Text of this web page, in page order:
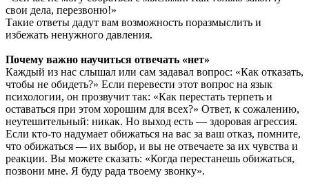
свои дела, перезвоню!»
Такие ответы дадут вам возможность поразмыслить и
избежать ненужного давления.
Почему важно научиться отвечать «нет»
Каждый из нас слышал или сам задавал вопрос: «Как отказать,
чтобы не обидеть?» Если перевести этот вопрос на язык
психологии, он прозвучит так: «Как перестать терпеть и
оставаться при этом хорошим для всех?» Ответ, к сожалению,
неутешительный: никак. Но выход есть — здоровая агрессия.
Если кто-то надумает обижаться на вас за ваш отказ, помните,
что обижаться — их выбор, и вы не отвечаете за их чувства и
реакции. Вы можете сказать: «Когда перестанешь обижаться,
позвони мне. Я буду рада твоему звонку».